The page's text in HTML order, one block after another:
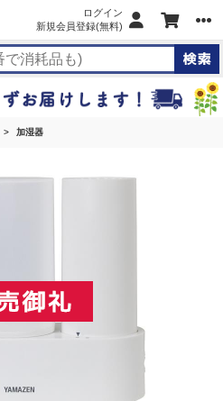
ログイン
新規会員登録(無料)
加湿器